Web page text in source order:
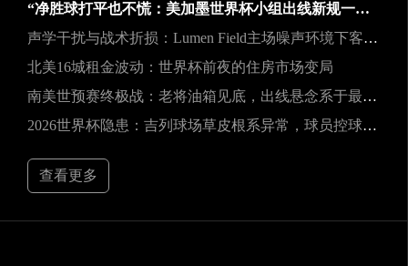
“净胜球打平也不慌：美加墨世界杯小组出线新规一图看懂”
声学干扰与战术折损：Lumen Field主场噪声环境下客队边线发球效能的影响研究
北美16城租金波动：世界杯前夜的住房市场变局
南美世预赛终极战：老将油箱见底，出线悬念系于最后一口气
2026世界杯隐患：吉列球场草皮根系异常，球员控球可能严重失准
查看更多